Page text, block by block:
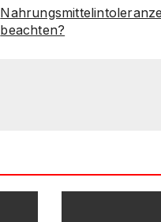
beachten?